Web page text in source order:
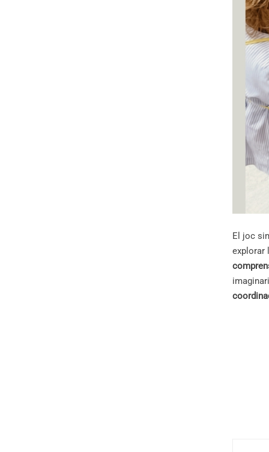
El joc
explorar